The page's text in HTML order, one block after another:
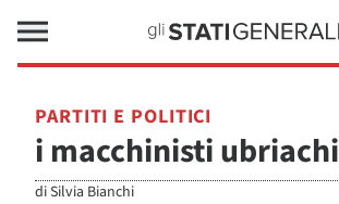
PARTITI E POLITICI
i macchinisti ubriachi
diSilvia Bianchi